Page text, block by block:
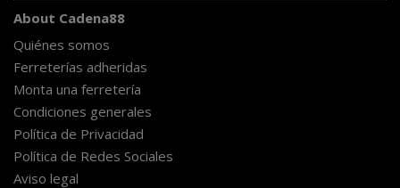
About Cadena88
Quiénes somos
Ferreterías adheridas
Monta una ferretería
Condiciones generales
Política de Privacidad
Política de Redes Sociales
Aviso legal